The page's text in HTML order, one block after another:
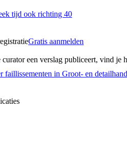
tijd ook richting 40
Gratis aanmelden
een verslag publiceert, vind je
faillissementen in Groot- en